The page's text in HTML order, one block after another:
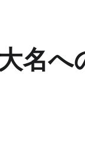
名へ